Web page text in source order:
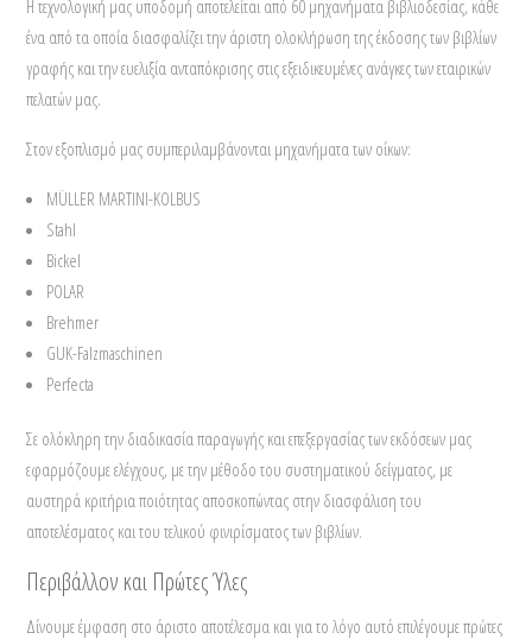
Η τεχνολογική μας υποδομή αποτελείται από 60 μηχανήματα βιβλιοδεσίας, κάθε
ένα από τα οποία διασφαλίζει την άριστη ολοκλήρωση της έκδοσης των βιβλίων
γραφής και την ευελιξία ανταπόκρισης στις εξειδικευμένες ανάγκες των εταιρικών
πελατών μας.
Στον εξοπλισμό μας συμπεριλαμβάνονται μηχανήματα των οίκων:
MÜLLER MARTINI-KOLBUS
Stahl
Bickel
POLAR
Brehmer
GUK-Falzmaschinen
Perfecta
Σε ολόκληρη την διαδικασία παραγωγής και επεξεργασίας των εκδόσεων μας
εφαρμόζουμε ελέγχους, με την μέθοδο του συστηματικού δείγματος, με
αυστηρά κριτήρια ποιότητας αποσκοπώντας στην διασφάλιση του
αποτελέσματος και του τελικού φινιρίσματος των βιβλίων.
Περιβάλλον και Πρώτες Ύλες
Δίνουμε έμφαση στο άριστο αποτέλεσμα και για το λόγο αυτό επιλέγουμε πρώτες